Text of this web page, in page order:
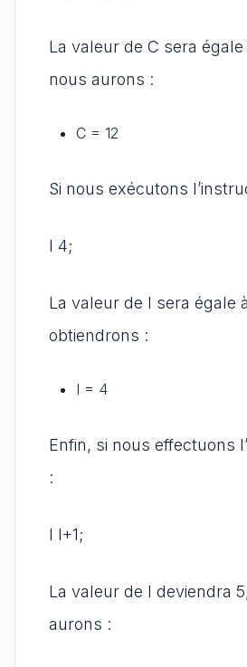
La valeur de C sera égale
nous aurons :
C = 12
Si nous exécutons
I 4;
La valeur de I sera égale
obtiendrons :
I = 4
Enfin, si nous effectuons
:
I I+1;
La valeur de I deviendra
aurons :